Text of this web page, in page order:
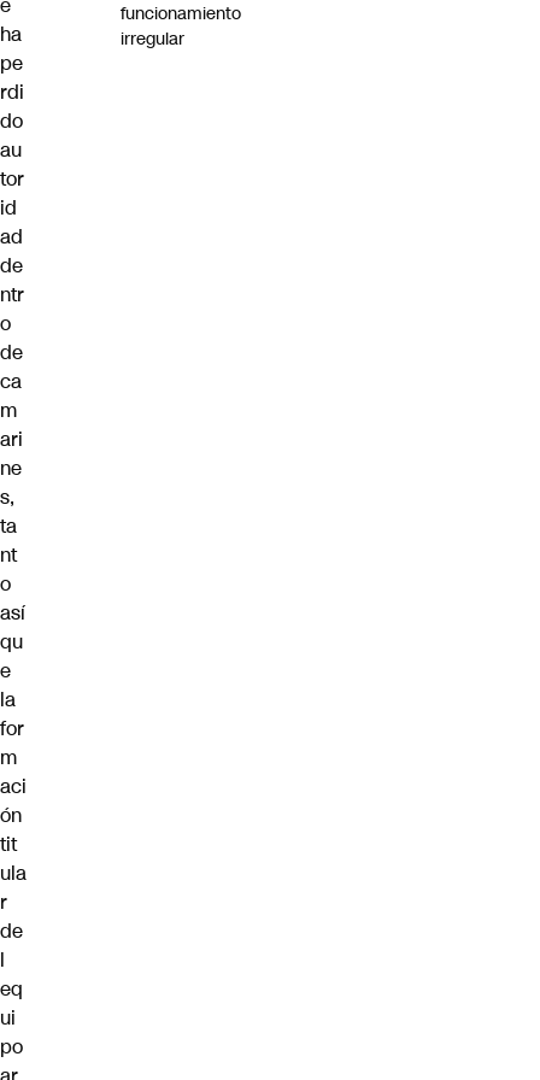
ha
pe
rdi
do
au
tor
id
ad
de
ntr
o
de
ca
m
ari
ne
s,
ta
nt
o
así
qu
e
la
for
m
aci
ón
tit
ula
r
de
l
eq
ui
po
funcionamiento
irregular